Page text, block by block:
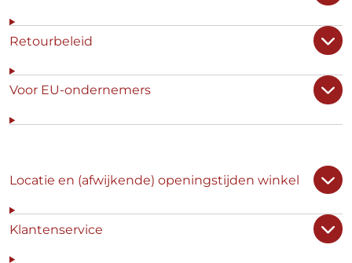
Retourbeleid
Voor EU-ondernemers
Locatie en (afwijkende) openingstijden winkel
Klantenservice